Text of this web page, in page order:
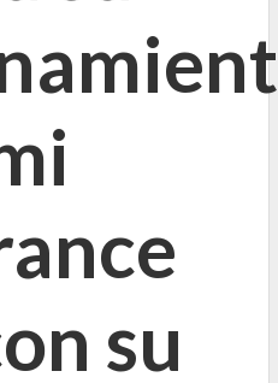
su